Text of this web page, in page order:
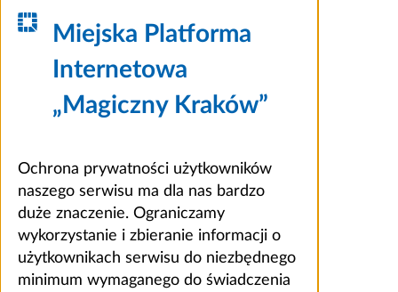
Miejska Platforma
Internetowa
„Magiczny Kraków”
Ochrona prywatności użytkowników
naszego serwisu ma dla nas bardzo
duże znaczenie. Ograniczamy
wykorzystanie i zbieranie informacji o
użytkownikach serwisu do niezbędnego
minimum wymaganego do świadczenia